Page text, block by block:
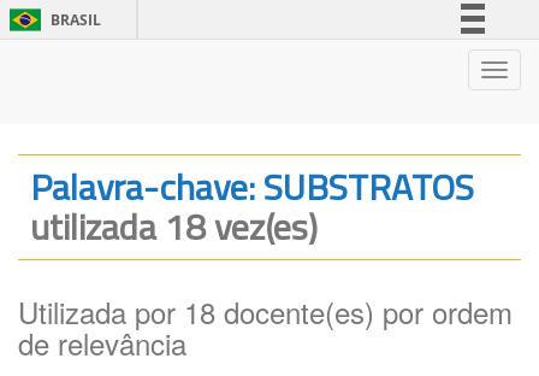
BRASIL
Legislação
Palavra-chave: SUBSTRATOS
utilizada 18 vez(es)
Utilizada por 18 docente(es) por ordem
de relevância